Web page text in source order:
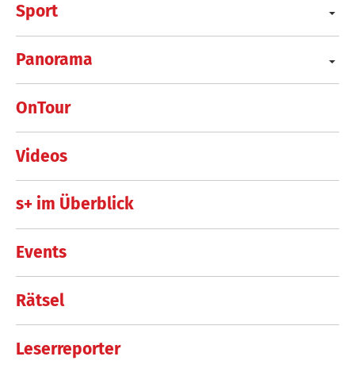
Sport
Panorama
OnTour
Videos
s+ im Überblick
Events
Rätsel
Leserreporter